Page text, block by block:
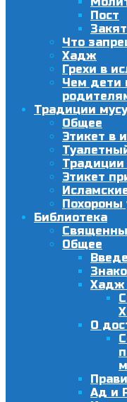
Пост
Закят
Что
Хадж
Грехи в
Чем дети
Традиции
Общее
Этикет в
Традиции
Этикет
Похороны
Библиотека
Общее
Хадж
О
Ад и